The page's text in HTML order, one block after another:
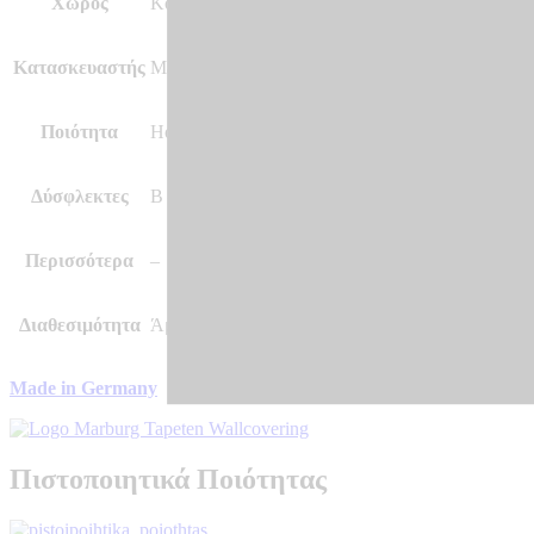
Κατασκευαστής Marburg – Made in Germany
Ποιότητα Hot Embossed, Vinyl, Vlies – Non Woven
Δύσφλεκτες B – s1 d0
Περισσότερα –
Διαθεσιμότητα Άμεσα διαθέσιμο
Made in Germany
Πιστοποιητικά Ποιότητας